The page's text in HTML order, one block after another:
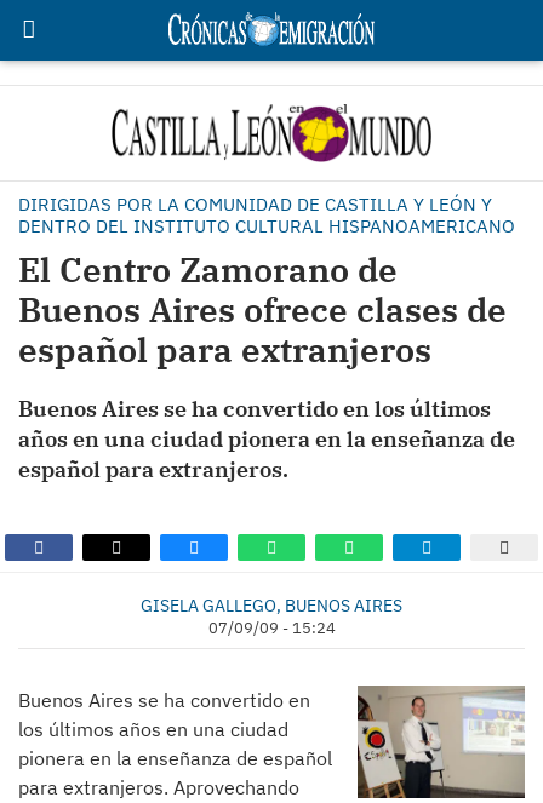
DIRIGIDAS POR LA COMUNIDAD DE CASTILLA Y LEÓN Y
DENTRO DEL INSTITUTO CULTURAL HISPANOAMERICANO
El Centro Zamorano de
Buenos Aires ofrece clases de
español para extranjeros
Buenos Aires se ha convertido en los últimos
años en una ciudad pionera en la enseñanza de
español para extranjeros.
GISELA GALLEGO, BUENOS AIRES
07/09/09 - 15:24
Buenos Aires se ha convertido en
los últimos años en una ciudad
pionera en la enseñanza de español
para extranjeros. Aprovechando